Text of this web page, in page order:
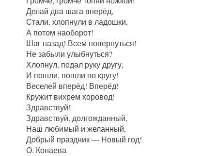
Делай два шага вперёд,
Стали, хлопнули в ладошки,
А потом наоборот!
Шаг назад! Всем повернуться!
Не забыли улыбнуться?
Хлопнул, подал руку другу,
И пошли, пошли по кругу!
Веселей вперёд! Вперёд!
Кружит вихрем хоровод!
Здравствуй!
Здравствуй, долгожданный,
Наш любимый и желанный,
Добрый праздник — Новый год!
О. Конаева